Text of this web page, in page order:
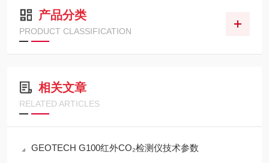
产品分类
PRODUCT CLASSIFICATION
相关文章
RELATED ARTICLES
GEOTECH G100红外CO₂检测仪技术参数